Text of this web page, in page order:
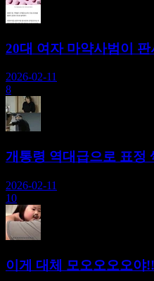
20대 여자 마약사범이
2026-02-11
8
개통령 역대급으로 표정
2026-02-11
10
이게 대체 모오오오오야